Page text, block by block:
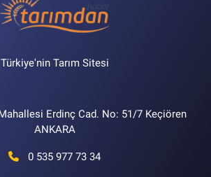
Türkiye'nin Tarım Sitesi
Erdinç Cad. No: 51/7 Keçiören
ANKARA
0 535 977 73 34